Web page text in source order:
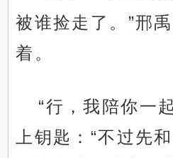
被谁捡走了。”邢
着。
“行，我陪你一
上钥匙：“不过先